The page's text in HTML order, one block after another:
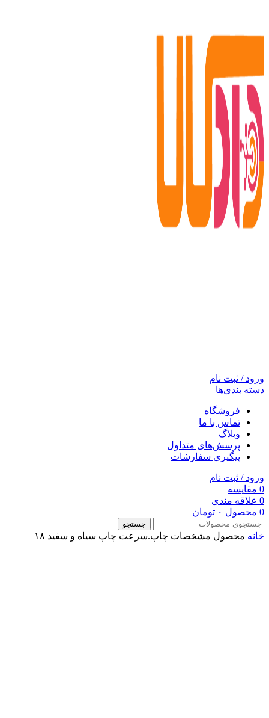
ورود / ثبت نام
دسته بندی‌ها
فروشگاه
تماس با ما
وبلاگ
پرسش‌های متداول
پیگیری سفارشات
ورود / ثبت نام
0 مقایسه
0 علاقه مندی
0 محصول ۰ تومان
جستجو
خانه محصول مشخصات چاپ.سرعت چاپ سیاه و سفید ۱۸